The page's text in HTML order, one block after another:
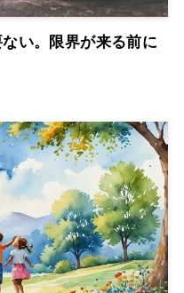
い。限界が来る前に